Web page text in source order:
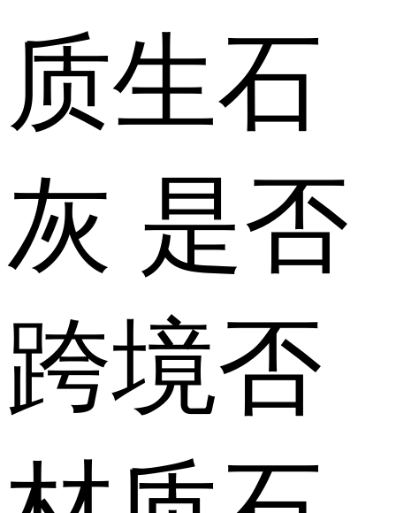
质生石
灰 是否
跨境否